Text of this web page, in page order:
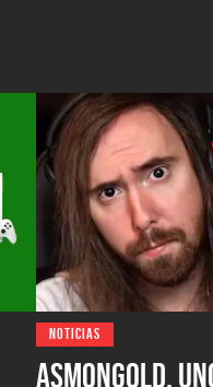
NOTICIAS
Asmongold,